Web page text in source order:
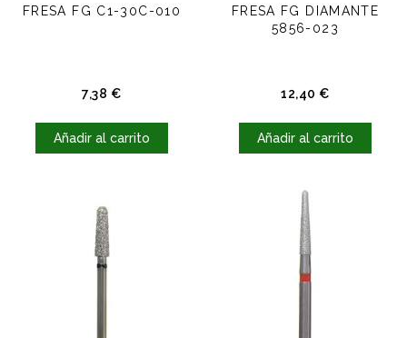
FRESA FG C1-30C-010
7,38 €Precio
Añadir al carrito
FRESA FG DIAMANTE
5856-023
12,40 €Precio
Añadir al carrito